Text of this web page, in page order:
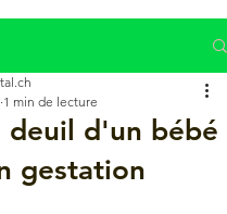
deuil d'un bébé
gestation
1 min de lecture